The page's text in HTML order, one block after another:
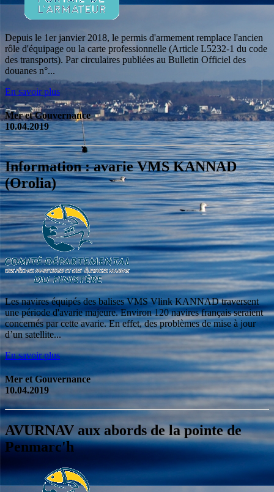
Depuis le 1er janvier 2018, le permis d'armement remplace l'ancien
rôle d'équipage ou la carte professionnelle (Article L5232-1 du code
des transports). Par circulaires publiées au Bulletin Officiel des
douanes n°...
En savoir plus
Mer et Gouvernance
10.04.2019
Information : avarie VMS KANNAD
(Orolia)
Les navires équipés des balises VMS Vlink KANNAD traversent
une période d'avarie majeure. Environ 120 navires français seraient
concernés par cette avarie. En effet, des problèmes de mise à jour
d’un satellite...
En savoir plus
Mer et Gouvernance
10.04.2019
AVURNAV aux abords de la pointe de
Penmarc'h